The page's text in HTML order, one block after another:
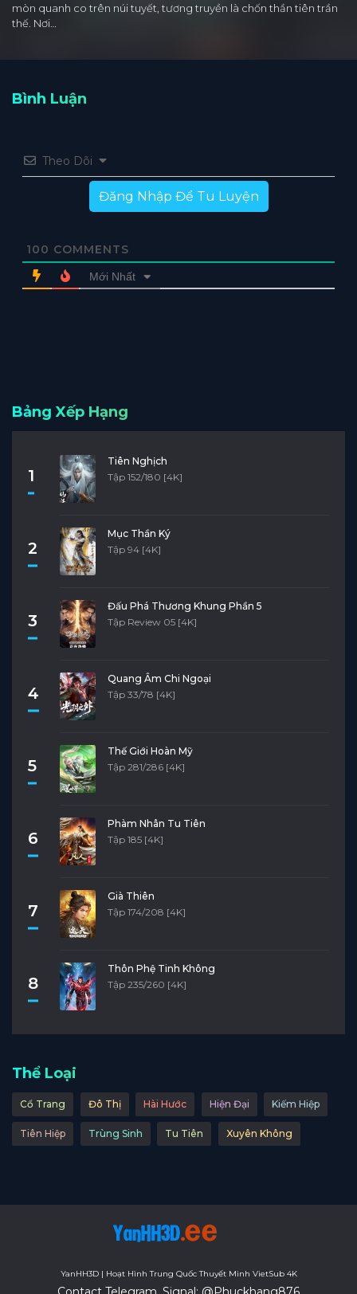
mòn quanh co trên núi tuyết, tương truyền là chốn thần tiên trần
thế. Nơi…
Bình Luận
Theo Dõi
Đăng Nhập Để Tu Luyện
100 COMMENTS
Mới Nhất
Bảng Xếp Hạng
1
Tiên Nghịch
Tập 152/180 [4K]
2
Mục Thần Ký
Tập 94 [4K]
3
Đấu Phá Thương Khung Phần 5
Tập Review 05 [4K]
4
Quang Âm Chi Ngoại
Tập 33/78 [4K]
5
Thế Giới Hoàn Mỹ
Tập 281/286 [4K]
6
Phàm Nhân Tu Tiên
Tập 185 [4K]
7
Già Thiên
Tập 174/208 [4K]
8
Thôn Phệ Tinh Không
Tập 235/260 [4K]
Thể Loại
Cổ Trang Đô Thị Hài Hước Hiện Đại Kiếm Hiệp
Tiên Hiệp Trùng Sinh Tu Tiên Xuyên Không
YanHH3D | Hoạt Hình Trung Quốc Thuyết Minh VietSub 4K